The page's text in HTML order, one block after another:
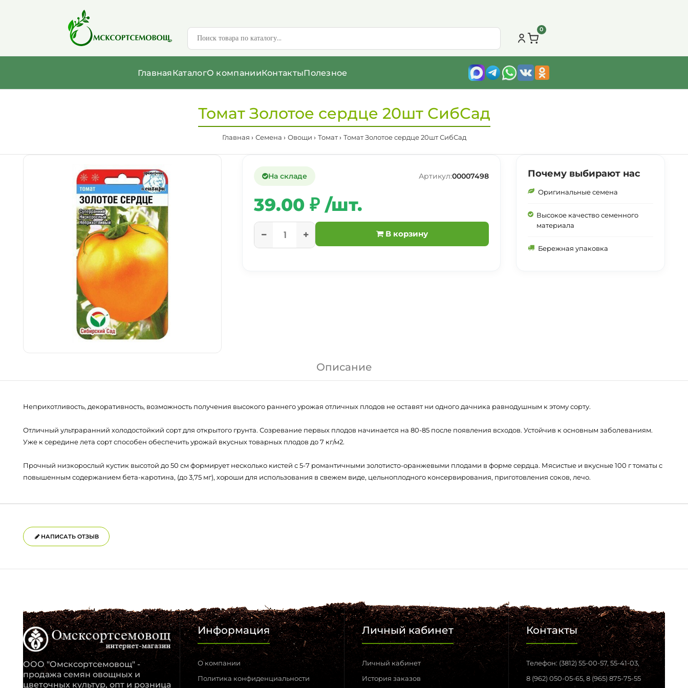
0
ГлавнаяКаталогО компанииКонтактыПолезное
Томат Золотое сердце 20шт СибСад
Главная Семена Овощи Томат Томат Золотое сердце 20шт СибСад
На складе Артикул:00007498
39.00 ₽ /шт.
В корзину
Почему выбирают нас
Оригинальные семена
Высокое качество семенного
материала
Бережная упаковка
Описание
Неприхотливость, декоративность, возможность получения высокого раннего урожая отличных плодов не оставят ни одного дачника равнодушным к этому сорту.
Отличный ультраранний холодостойкий сорт для открытого грунта. Созревание первых плодов начинается на 80-85 после появления всходов. Устойчив к основным заболеваниям.
Уже к середине лета сорт способен обеспечить урожай вкусных товарных плодов до 7 кг/м2.
Прочный низкорослый кустик высотой до 50 см формирует несколько кистей с 5-7 романтичными золотисто-оранжевыми плодами в форме сердца. Мясистые и вкусные 100 г томаты с
повышенным содержанием бета-каротина, (до 3,75 мг), хороши для использования в свежем виде, цельноплодного консервирования, приготовления соков, лечо.
НАПИСАТЬ ОТЗЫВ
ООО "Омсксортсемовощ" -
продажа семян овощных и
цветочных культур, опт и розница
Информация
О компании
Политика конфиденциальности
Личный кабинет
Личный кабинет
История заказов
Контакты
Телефон: (3812) 55-00-57, 55-41-03,
8 (962) 050-05-65, 8 (965) 875-75-55